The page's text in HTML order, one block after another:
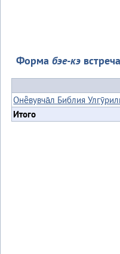
Формабэе-кэ
Онё̄вувча̄л Библия
Итого